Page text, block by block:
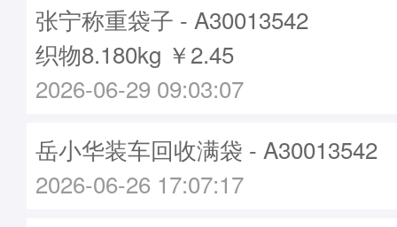
张宁称重袋子 - A30013542
织物8.180kg ￥2.45
2026-06-29 09:03:07
岳小华装车回收满袋 - A30013542
2026-06-26 17:07:17